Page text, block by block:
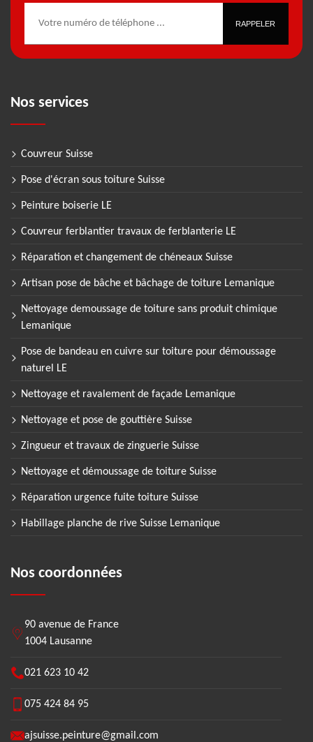
Nos services
Couvreur Suisse
Pose d'écran sous toiture Suisse
Peinture boiserie LE
Couvreur ferblantier travaux de ferblanterie LE
Réparation et changement de chéneaux Suisse
Artisan pose de bâche et bâchage de toiture Lemanique
Nettoyage demoussage de toiture sans produit chimique
Lemanique
Pose de bandeau en cuivre sur toiture pour démoussage
naturel LE
Nettoyage et ravalement de façade Lemanique
Nettoyage et pose de gouttière Suisse
Zingueur et travaux de zinguerie Suisse
Nettoyage et démoussage de toiture Suisse
Réparation urgence fuite toiture Suisse
Habillage planche de rive Suisse Lemanique
Nos coordonnées
90 avenue de France
1004 Lausanne
021 623 10 42
075 424 84 95
ajsuisse.peinture@gmail.com